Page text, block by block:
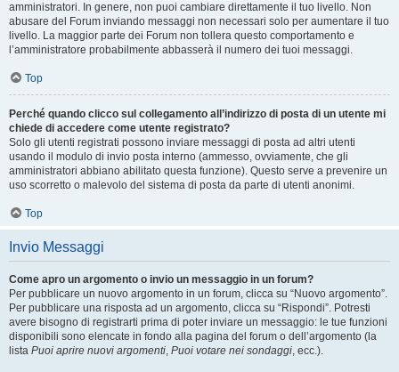
amministratori. In genere, non puoi cambiare direttamente il tuo livello. Non
abusare del Forum inviando messaggi non necessari solo per aumentare il tuo
livello. La maggior parte dei Forum non tollera questo comportamento e
l’amministratore probabilmente abbasserà il numero dei tuoi messaggi.
Top
Perché quando clicco sul collegamento all’indirizzo di posta di un utente mi
chiede di accedere come utente registrato?
Solo gli utenti registrati possono inviare messaggi di posta ad altri utenti
usando il modulo di invio posta interno (ammesso, ovviamente, che gli
amministratori abbiano abilitato questa funzione). Questo serve a prevenire un
uso scorretto o malevolo del sistema di posta da parte di utenti anonimi.
Top
Invio Messaggi
Come apro un argomento o invio un messaggio in un forum?
Per pubblicare un nuovo argomento in un forum, clicca su “Nuovo argomento”.
Per pubblicare una risposta ad un argomento, clicca su “Rispondi”. Potresti
avere bisogno di registrarti prima di poter inviare un messaggio: le tue funzioni
disponibili sono elencate in fondo alla pagina del forum o dell’argomento (la
lista Puoi aprire nuovi argomenti, Puoi votare nei sondaggi, ecc.).